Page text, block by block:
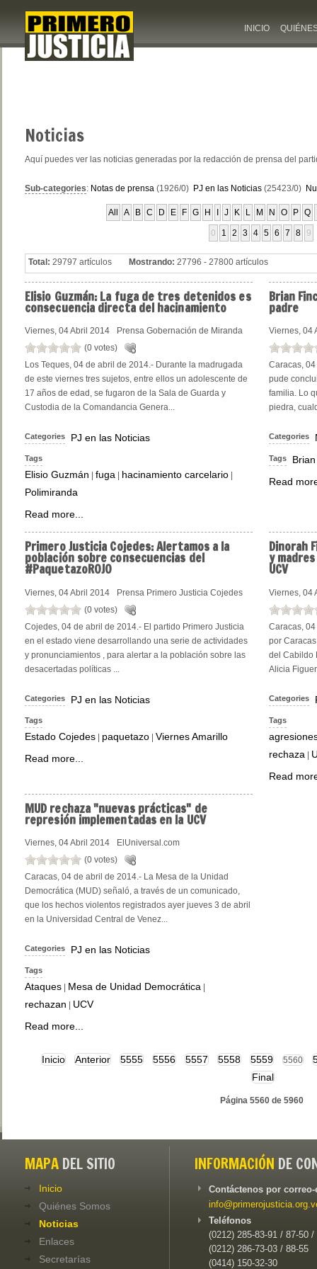
INICIO
Noticias
Aquí puedes ver las noticias generadas por la redacción de prensa del
Sub-categories: Notas de prensa (1926/0) PJ en las Noticias (25423/0)
All A B C D E F G H J K L M N O P Q
0 1 2 3 4 5 6 7 8 9
Total: 29797 artículos Mostrando: 27796 - 27800 artículos
Elisio Guzmán: La fuga de tres detenidos es
consecuencia directa del hacinamiento
Viernes, 04 Abril 2014
Prensa Gobernación de Miranda
(0 votes)
Los Teques, 04 de abril de 2014.- Durante la madrugada
de este viernes tres sujetos, entre ellos un adolescente de
17 años de edad, se fugaron de la Sala de Guarda y
Custodia de la Comandancia Genera...
Categories PJ en las Noticias
Tags
Elisio Guzmán fuga hacinamiento carcelario
Polimiranda
Read more...
Brian
padre
Viernes, 04
Caracas,
pude
familia. Lo
piedra,
Categories
Tags
Read
PrimeroJusticia Cojedes: Alertamos a la
población sobre consecuencias del
#PaquetazoROJO
Viernes, 04 Abril 2014
Prensa Primero Justicia Cojedes
(0 votes)
Cojedes, 04 de abril de 2014.- El partido Primero Justicia
en el estado viene desarrollando una serie de actividades
y pronunciamientos , para alertar a la población sobre las
desacertadas políticas ...
Categories PJ en las Noticias
Tags
Estado Cojedes | paquetazo | Viernes Amarillo
Read more...
Dinorah
y
UCV
Viernes, 04
Caracas,
por
del Cabildo
Alicia
Categories
Tags
rechaza |
Read
MUD rechaza "nuevas prácticas" de
represión implementadas en la UCV
Viernes, 04 Abril 2014
ElUniversal.com
(0 votes)
Caracas, 04 de abril de 2014.- La Mesa de la Unidad
Democrática (MUD) señaló, a través de un comunicado,
que los hechos violentos registrados ayer jueves 3 de abril
en la Universidad Central de Venez...
Categories PJ en las Noticias
Tags
Ataques Mesa de Unidad Democrática
rechazan
UCV
Read more...
Inicio Anterior 5555 5556 5557 5558 5559 5560
Final
Página 5560 de 5960
MAPA DEL SITIO
Inicio
Quiénes Somos
Noticias
Enlaces
Secretarías
INFORMACIÓN DE
Contáctenos por
Teléfonos
(0212) 285-83-91 / 87-50 /
(0212) 286-73-03 / 88-55
(0414) 150-32-30